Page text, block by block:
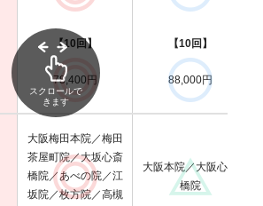
【10回】
78,400円
【10回】
88,000円
大阪梅田本院／梅田
茶屋町院／大坂心斎
橋院／あべの院／江
坂院／枚方院／高槻
大阪本院／大阪心斎
橋院
スクロールで
きます